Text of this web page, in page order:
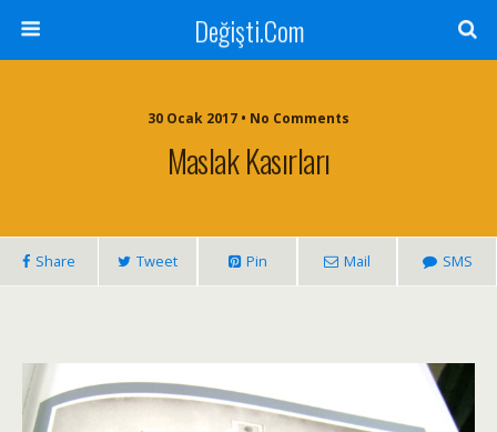
Değişti.Com
30 Ocak 2017 • No Comments
Maslak Kasırları
Share Tweet Pin Mail SMS